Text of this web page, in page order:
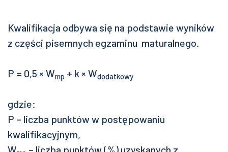
Kwalifikacja odbywa się na podstawie wyników
z części pisemnych egzaminu maturalnego.
P = 0,5 × Wmp + k × Wdodatkowy
gdzie:
P – liczba punktów w postępowaniu
kwalifikacyjnym,